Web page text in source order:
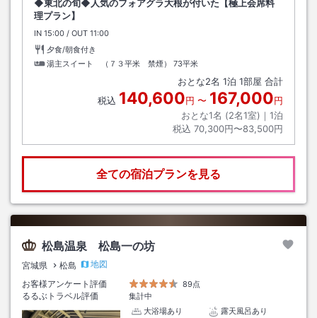
◆東北の旬◆人気のフォアグラ大根が付いた【極上会席料
理プラン】
IN チェックイン
15:00 / OUT チェックアウト
11:00
夕食/朝食付き
湯主スイート （７３平米 禁煙）
73平米
おとな2名 1泊 1部屋 合計
税込 140,600円 〜 167,000円
おとな1名 (2名1室)｜ 1泊
税込 70,300円〜83,500円
全ての宿泊プランを見る
松島温泉 松島一の坊
宮城県 松島
地図
お客様アンケート評価
89点
るるぶトラベル評価
集計中
大浴場あり
露天風呂あり